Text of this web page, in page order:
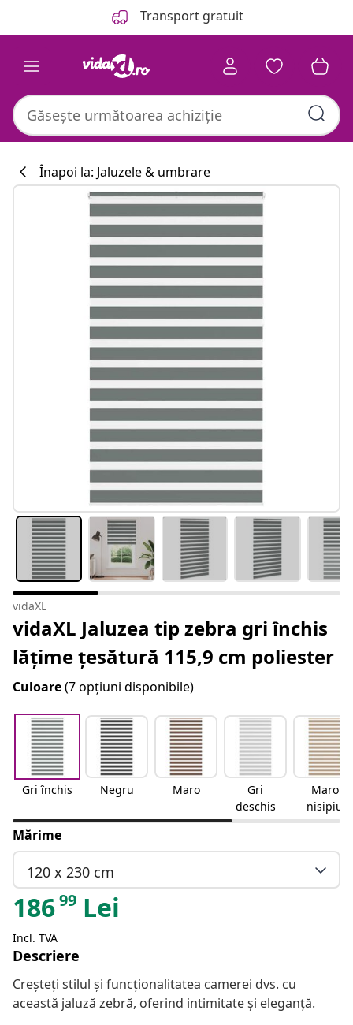
Transport gratuit
Înapoi la: Jaluzele & umbrare
vidaXL
vidaXL Jaluzea tip zebra gri închis
lățime țesătură 115,9 cm poliester
Culoare(7 opțiuni disponibile)
Gri închis Negru Maro
Gri
deschis
Maro
nisipiu
Mărime
120 x 230 cm
18699 Lei
Incl. TVA
Descriere
Creșteți stilul și funcționalitatea camerei dvs. cu
această jaluză zebră, oferind intimitate și eleganță.